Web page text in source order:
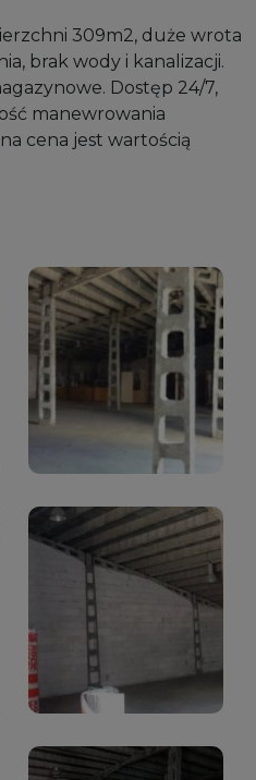
309m2, duże wrota
brak wody i kanalizacji.
Dostęp 24/7,
manewrowania
cena jest wartością